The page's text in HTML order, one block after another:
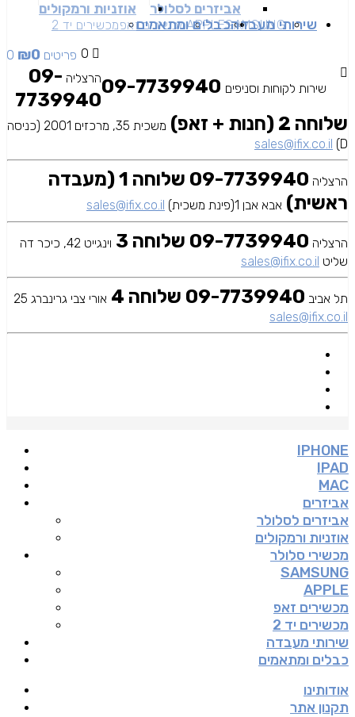
אביזרים לסלולר אוזניות ורמקולים
SAMSUNG
APPLEמכשירים זאפמכשירים יד 2 שירותי מעבדהכבלים ומתאמים
0 0 פריטים ₪0
שירות לקוחות וסניפים
הרצליה 09-
7739940
שלוחה 2 (חנות + זאפ)
משכית 35, מרכזים 2001 (כניסה
D)
sales@ifix.co.il
הרצליה
09-7739940 שלוחה 1 (מעבדה
ראשית) אבא אבן 1(פינת משכית) sales@ifix.co.il
הרצליה 09-7739940 שלוחה 3
וינגייט 42, כיכר דה
שליט sales@ifix.co.il
תל אביב 09-7739940 שלוחה 4
אורי צבי גרינברג 25
sales@ifix.co.il
IPHONE
IPAD
MAC
אביזרים
אביזרים לסלולר
אוזניות ורמקולים
מכשירי סלולר
SAMSUNG
APPLE
מכשירים זאפ
מכשירים יד 2
שירותי מעבדה
כבלים ומתאמים
אודותינו
תקנון אתר